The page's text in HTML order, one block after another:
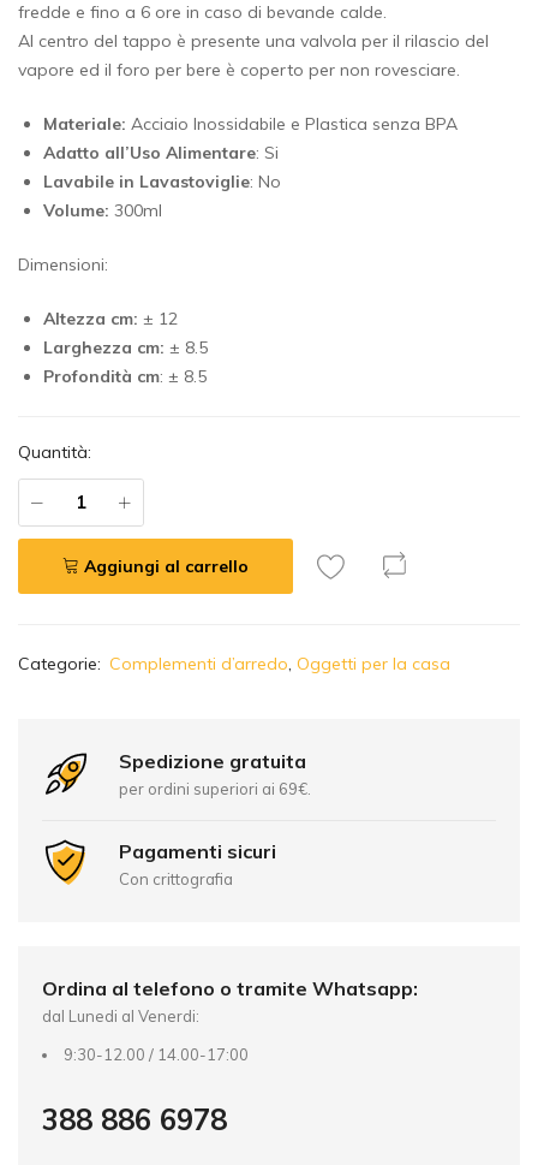
fredde e fino a 6 ore in caso di bevande calde.
Al centro del tappo è presente una valvola per il rilascio del
vapore ed il foro per bere è coperto per non rovesciare.
Materiale: Acciaio Inossidabile e Plastica senza BPA
Adatto all’Uso Alimentare: Si
Lavabile in Lavastoviglie: No
Volume: 300ml
Dimensioni:
Altezza cm: ± 12
Larghezza cm: ± 8.5
Profondità cm: ± 8.5
Quantità:
Aggiungi al carrello
lCategorie: Complementi d’arredo, Oggetti per la casa
Spedizione gratuita
per ordini superiori ai 69€.
Pagamenti sicuri
Con crittografia
Ordina al telefono o tramite Whatsapp:
dal Lunedi al Venerdi:
9:30-12.00 / 14.00-17:00
388 886 6978